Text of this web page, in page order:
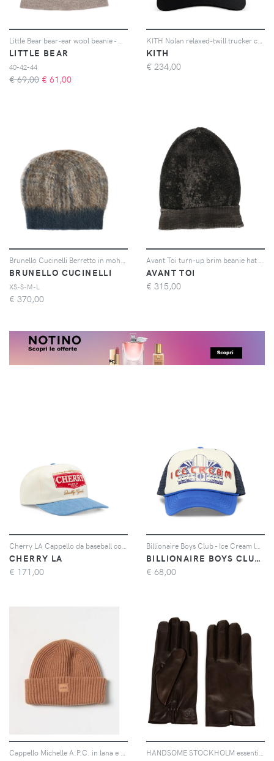
Little Bear bear-ear wool beanie - Marrone
LITTLE BEAR
40-42-44
€ 69,00 € 61,00
KITH Nolan relaxed-twill trucker cap - Nero
KITH
€ 234,00
Brunello Cucinelli Berretto in mohair a doppia maglia con motivo pied-de-poule - Toni neutri
BRUNELLO CUCINELLI
XS-S-M-L
€ 370,00
Avant Toi turn-up brim beanie hat - Grigio
AVANT TOI
€ 315,00
CHERRY LA
€ 171,00
BILLIONAIRE BOYS CLUB - ICE CREAM
€ 68,00